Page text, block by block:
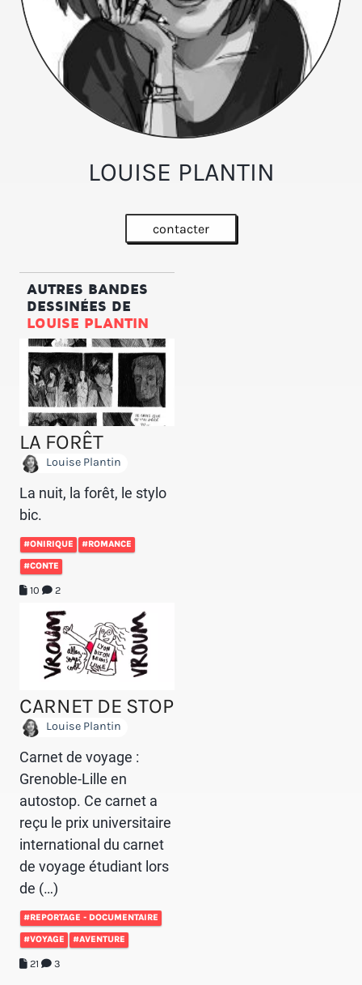
LOUISE PLANTIN
contacter
AUTRES BANDES
DESSINÉES DE
LOUISE PLANTIN
LA FORÊT
Louise Plantin
La nuit, la forêt, le stylo
bic.
#ONIRIQUE #ROMANCE
#CONTE
10 2
CARNET DE STOP
Louise Plantin
Carnet de voyage :
Grenoble-Lille en
autostop. Ce carnet a
reçu le prix universitaire
international du carnet
de voyage étudiant lors
de (…)
#REPORTAGE - DOCUMENTAIRE
#VOYAGE #AVENTURE
21 3